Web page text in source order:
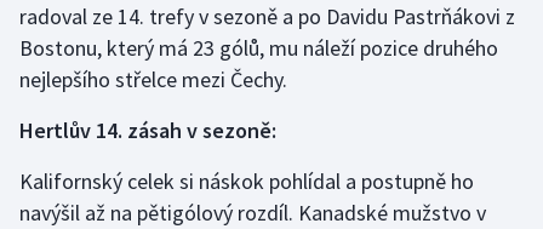
Rychlobruslení
Rychlostní kanoistika
Sportovní střelba
radoval ze 14. trefy v sezoně a po Davidu Pastrňákovi z
Bostonu, který má 23 gólů, mu náleží pozice druhého
nejlepšího střelce mezi Čechy.
Hertlův 14. zásah v sezoně:
Kalifornský celek si náskok pohlídal a postupně ho
navýšil až na pětigólový rozdíl. Kanadské mužstvo v